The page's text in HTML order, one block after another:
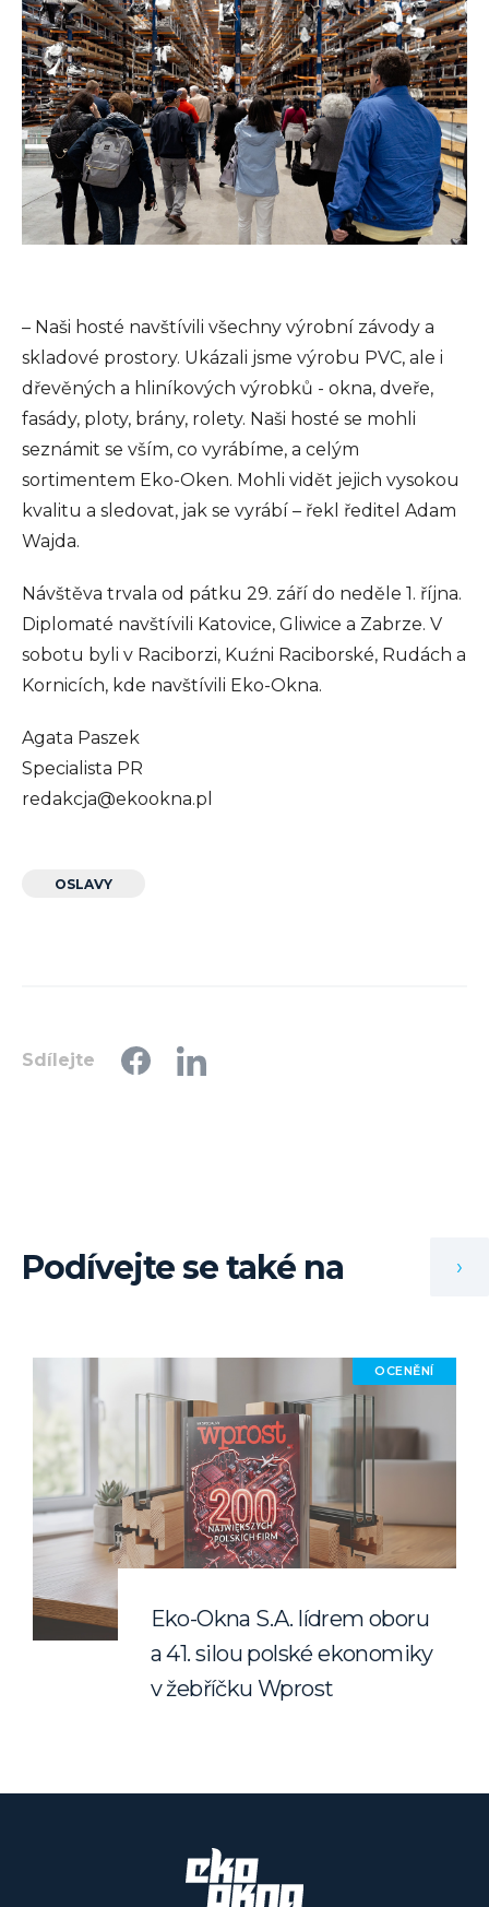
– Naši hosté navštívili všechny výrobní závody a
skladové prostory. Ukázali jsme výrobu PVC, ale i
dřevěných a hliníkových výrobků - okna, dveře,
fasády, ploty, brány, rolety. Naši hosté se mohli
seznámit se vším, co vyrábíme, a celým
sortimentem Eko-Oken. Mohli vidět jejich vysokou
kvalitu a sledovat, jak se vyrábí – řekl ředitel Adam
Wajda.
Návštěva trvala od pátku 29. září do neděle 1. října.
Diplomaté navštívili Katovice, Gliwice a Zabrze. V
sobotu byli v Raciborzi, Kuźni Raciborské, Rudách a
Kornicích, kde navštívili Eko-Okna.
Agata Paszek
Specialista PR
redakcja@ekookna.pl
OSLAVY
Sdílejte
Podívejte se také na
Eko-Okna S.A. lídrem oboru
a 41. silou polské ekonomiky
v žebříčku Wprost
OCENĚNÍ
›